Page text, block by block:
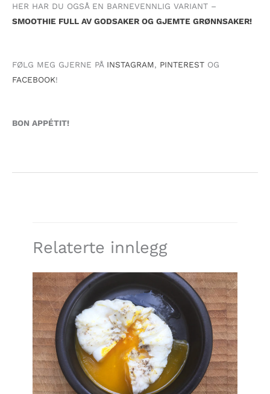
HER HAR DU OGSÅ EN BARNEVENNLIG VARIANT –
SMOOTHIE FULL AV GODSAKER OG GJEMTE GRØNNSAKER!
FØLG MEG GJERNE PÅ INSTAGRAM, PINTEREST OG
FACEBOOK!
BON APPÉTIT!
Relaterte innlegg